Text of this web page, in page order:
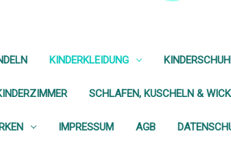
KINDERKLEIDUNG
SCHLAFEN, KUSCHELN &
IMPRESSUM AGB